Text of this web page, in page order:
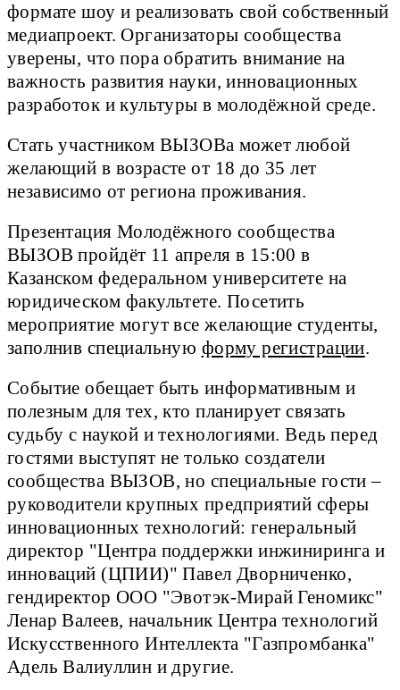
формате шоу и реализовать свой собственный
медиапроект. Организаторы сообщества
уверены, что пора обратить внимание на
важность развития науки, инновационных
разработок и культуры в молодёжной среде.
Стать участником ВЫЗОВа может любой
желающий в возрасте от 18 до 35 лет
независимо от региона проживания.
Презентация Молодёжного сообщества
ВЫЗОВ пройдёт 11 апреля в 15:00 в
Казанском федеральном университете на
юридическом факультете. Посетить
мероприятие могут все желающие студенты,
заполнив специальную форму регистрации.
Событие обещает быть информативным и
полезным для тех, кто планирует связать
судьбу с наукой и технологиями. Ведь перед
гостями выступят не только создатели
сообщества ВЫЗОВ, но специальные гости –
руководители крупных предприятий сферы
инновационных технологий: генеральный
директор "Центра поддержки инжиниринга и
инноваций (ЦПИИ)" Павел Дворниченко,
гендиректор ООО "Эвотэк-Мирай Геномикс"
Ленар Валеев, начальник Центра технологий
Искусственного Интеллекта "Газпромбанка"
Адель Валиуллин и другие.